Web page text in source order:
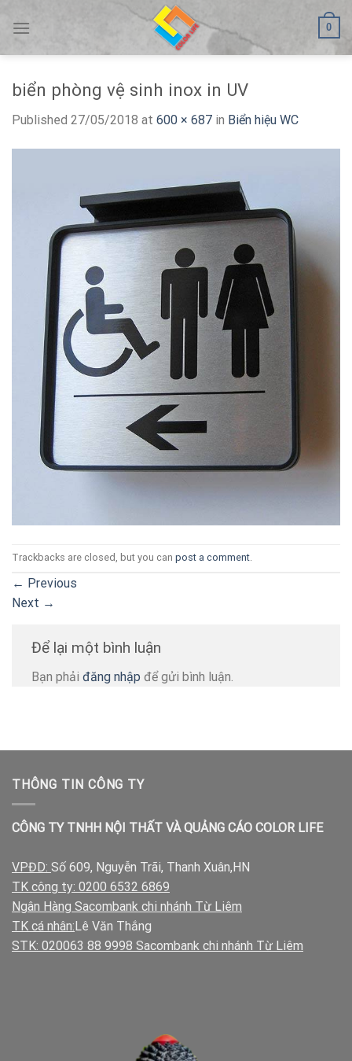
0
biển phòng vệ sinh inox in UV
Published 27/05/2018 at 600 × 687 in Biển hiệu WC
Trackbacks are closed, but you can post a comment.
← Previous
Next →
Để lại một bình luận
Bạn phải đăng nhập để gửi bình luận.
THÔNG TIN CÔNG TY
CÔNG TY TNHH NỘI THẤT VÀ QUẢNG CÁO COLOR LIFE
VPĐD: Số 609, Nguyễn Trãi, Thanh Xuân,HN
TK công ty: 0200 6532 6869
Ngân Hàng Sacombank chi nhánh Từ Liêm
TK cá nhân:Lê Văn Thắng
STK: 020063 88 9998 Sacombank chi nhánh Từ Liêm